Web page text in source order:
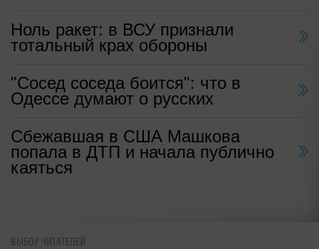
Ноль ракет: в ВСУ признали
тотальный крах обороны
"Сосед соседа боится": что в
Одессе думают о русских
Сбежавшая в США Машкова
попала в ДТП и начала публично
каяться
ВЫБОР ЧИТАТЕЛЕЙ